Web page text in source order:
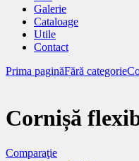
Galerie
Cataloage
Utile
Contact
Prima paginăFără categorie
Cornișă
Comparaţie